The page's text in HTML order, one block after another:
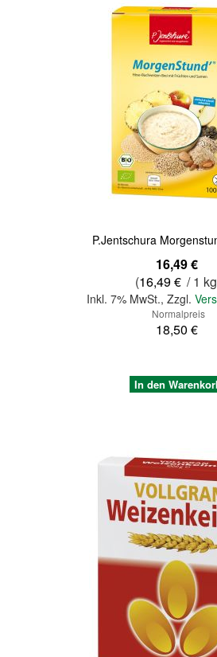
P.Jentschura
16,49 €
(16,49 € / 1
Inkl. 7% MwSt., Zzgl.
Normalpreis
18,50 €
In den